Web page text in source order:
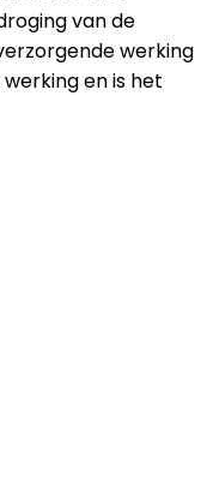
van de
werking
en is het